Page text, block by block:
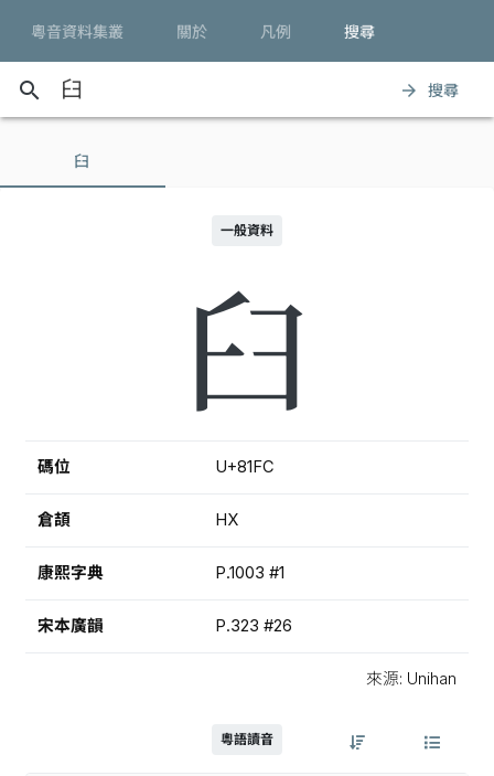
粵音資料集叢 關於 凡例 搜尋
search arrow_forward 搜尋
臼
一般資料
臼
碼位 U+81FC
倉頡 HX
康熙字典 P.1003 #1
宋本廣韻 P.323 #26
來源: Unihan
粵語讀音